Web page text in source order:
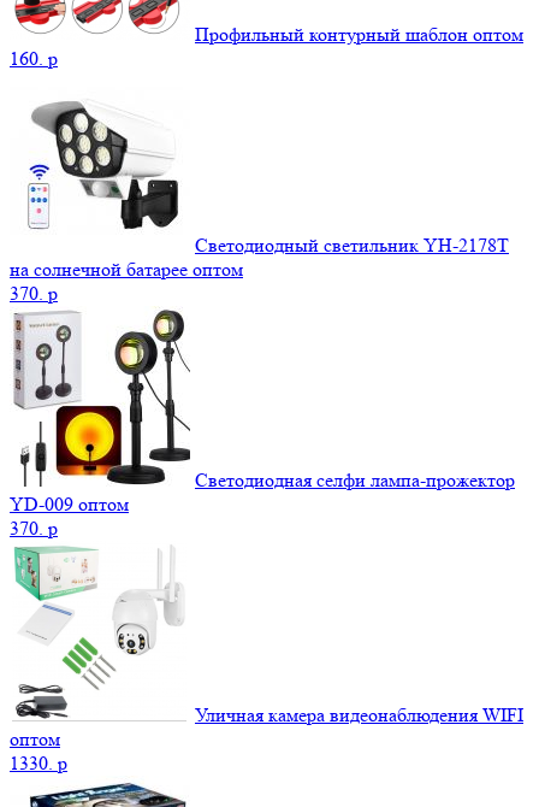
Профильный контурный шаблон оптом
160. p
Светодиодный светильник YH-2178T
на солнечной батарее оптом
370. p
Светодиодная селфи лампа-прожектор
YD-009 оптом
370. p
Уличная камера видеонаблюдения WIFI
оптом
1330. p